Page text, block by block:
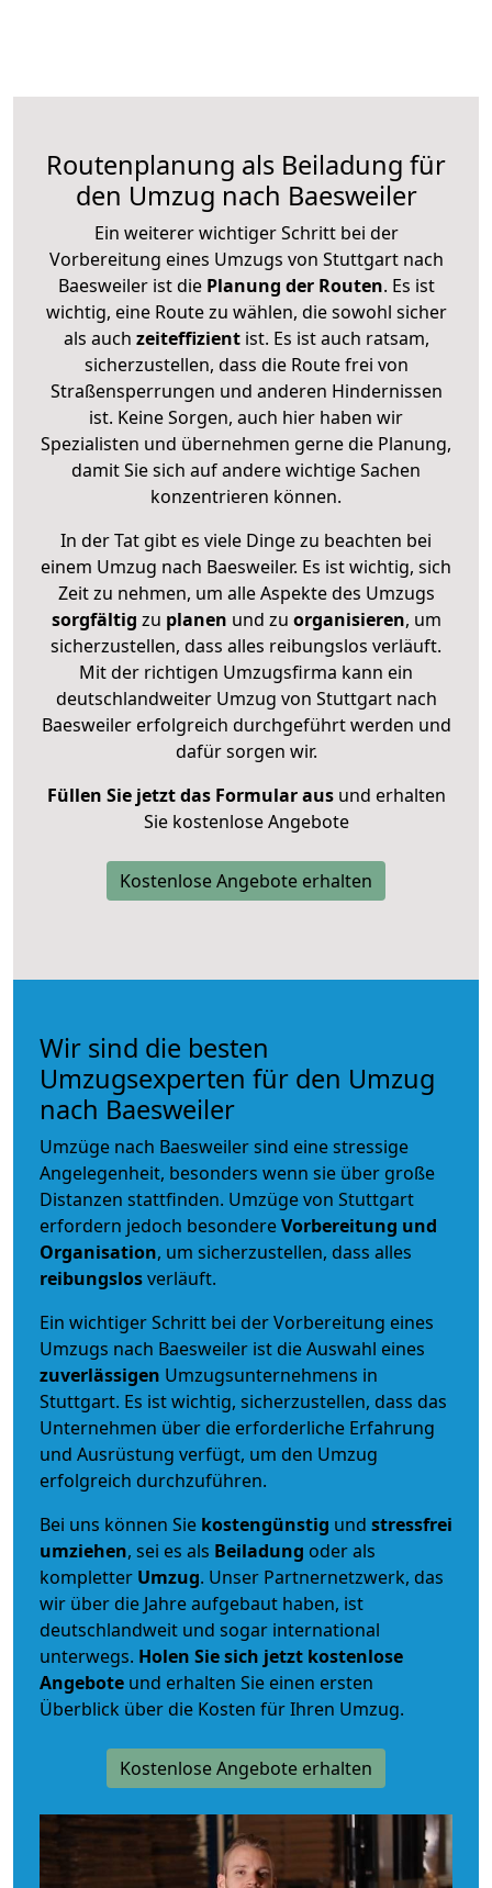
Routenplanung als Beiladung für
den Umzug nach Baesweiler
Ein weiterer wichtiger Schritt bei der
Vorbereitung eines Umzugs von Stuttgart nach
Baesweiler ist diePlanung der Routen. Es ist
wichtig, eine Route zu wählen, die sowohl sicher
als auch zeiteffizientist. Es ist auch ratsam,
sicherzustellen, dass die Route frei von
Straßensperrungen und anderen Hindernissen
ist. Keine Sorgen, auch hier haben wir
Spezialisten und übernehmen gerne die Planung,
damit Sie sich auf andere wichtige Sachen
konzentrieren können.
In der Tat gibt es viele Dinge zu beachten bei
einem Umzug nach Baesweiler. Es ist wichtig, sich
Zeit zu nehmen, um alle Aspekte des Umzugs
sorgfältig zu planen und zu organisieren, um
sicherzustellen, dass alles reibungslos verläuft.
Mit der richtigen Umzugsfirma kann ein
deutschlandweiter Umzug von Stuttgart nach
Baesweiler erfolgreich durchgeführt werden und
dafür sorgen wir.
Füllen Sie jetzt das Formular ausund erhalten
Sie kostenlose Angebote
Kostenlose Angebote erhalten
Wir sind die besten
Umzugsexperten für den Umzug
nach Baesweiler
Umzüge nach Baesweiler sind eine stressige
Angelegenheit, besonders wenn sie über große
Distanzen stattfinden. Umzüge von Stuttgart
erfordern jedoch besondereVorbereitung und
Organisation, um sicherzustellen, dass alles
reibungslosverläuft.
Ein wichtiger Schritt bei der Vorbereitung eines
Umzugs nach Baesweiler ist die Auswahl eines
zuverlässigen Umzugsunternehmens in
Stuttgart. Es ist wichtig, sicherzustellen, dass das
Unternehmen über die erforderliche Erfahrung
und Ausrüstung verfügt, um den Umzug
erfolgreich durchzuführen.
Bei uns können Sie kostengünstig und stressfrei
umziehen, sei es als Beiladung oder als
kompletter Umzug. Unser Partnernetzwerk, das
wir über die Jahre aufgebaut haben, ist
deutschlandweit und sogar international
unterwegs. Holen Sie sich jetzt kostenlose
Angebote und erhalten Sie einen ersten
Überblick über die Kosten für Ihren Umzug.
Kostenlose Angebote erhalten